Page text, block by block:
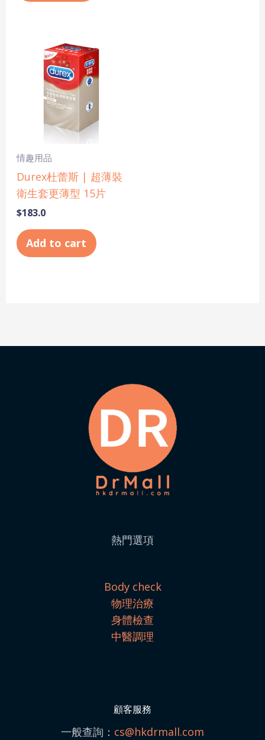
情趣用品
Durex杜蕾斯 | 超薄裝
衛生套更薄型 15片
$183.0
Add to cart
熱門選項
Body check
物理治療
身體檢查
中醫調理
顧客服務
一般查詢： cs@hkdrmall.com